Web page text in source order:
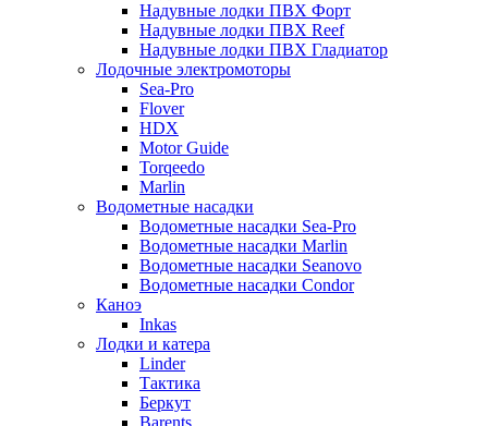
Надувные лодки ПВХ Форт
Надувные лодки ПВХ Reef
Надувные лодки ПВХ Гладиатор
Лодочные электромоторы
Sea-Pro
Flover
HDX
Motor Guide
Torqeedo
Marlin
Водометные насадки
Водометные насадки Sea-Pro
Водометные насадки Marlin
Водометные насадки Seanovo
Водометные насадки Condor
Каноэ
Inkas
Лодки и катера
Linder
Тактика
Беркут
Barents